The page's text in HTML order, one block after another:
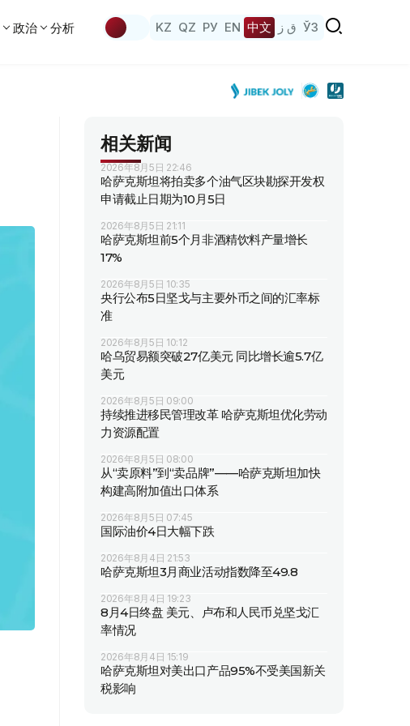
政治 分析 KZ QZ РУ EN 中文 ق ز ЎЗ
相关新闻
2026年8月5日 22:46
哈萨克斯坦将拍卖多个油气区块勘探开发权
申请截止日期为10月5日
2026年8月5日 21:11
哈萨克斯坦前5个月非酒精饮料产量增长
17%
2026年8月5日 10:35
央行公布5日坚戈与主要外币之间的汇率标
准
2026年8月5日 10:12
哈乌贸易额突破27亿美元 同比增长逾5.7亿
美元
2026年8月5日 09:00
持续推进移民管理改革 哈萨克斯坦优化劳动
力资源配置
2026年8月5日 08:00
从“卖原料”到“卖品牌”——哈萨克斯坦加快
构建高附加值出口体系
2026年8月5日 07:45
国际油价4日大幅下跌
2026年8月4日 21:53
哈萨克斯坦3月商业活动指数降至49.8
2026年8月4日 19:23
8月4日终盘 美元、卢布和人民币兑坚戈汇
率情况
2026年8月4日 15:19
哈萨克斯坦对美出口产品95%不受美国新关
税影响